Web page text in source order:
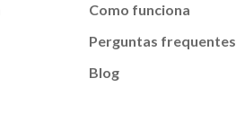
Como funciona
Perguntas frequentes
Blog